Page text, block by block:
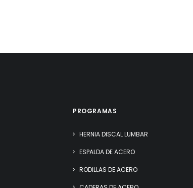
PROGRAMAS
HERNIA DISCAL LUMBAR
ESPALDA DE ACERO
RODILLAS DE ACERO